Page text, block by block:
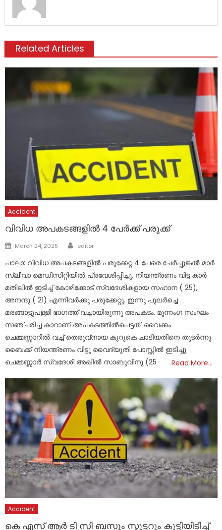
Related Articles
Accident
വിവിധ അപകടങ്ങളിൽ 4 പേർക്ക് പരുക്ക്
Posted
March 24, 2025 Author
editor
പാലാ: വിവിധ അപകടങ്ങളിൽ പരുക്കേറ്റ 4 പേരെ ചേർപ്പുങ്കൽ മാർ
സ്ലീവാ മെഡിസിറ്റിയിൽ പ്രവേശിപ്പിച്ചു. നിയന്ത്രണം വിട്ട കാർ
മതിലിൽ ഇടിച്ച് കോഴിക്കോട് സ്വദേശികളായ സഹാന ( 25),
അനന്ദു ( 21) എന്നിവർക്കു പരുക്കേറ്റു. ഇന്നു പുലർച്ചെ
മരങ്ങാട്ടുപള്ളി ഭാ​ഗത്ത് വച്ചായിരുന്നു അപകടം. മൂന്നം​ഗ സംഘം
സഞ്ചരിച്ച കാറാണ് അപകടത്തിൽപെട്ടത്. വൈക്കം
ചെമ്മണ്ണാറിൽ വച്ച് തെരുവ്‌നായ കുറുകെ ചാടിയതിനെ തുടർന്നു
ബൈക്ക് നിയന്ത്രണം വിട്ടു വൈദ്യുതി പോസ്റ്റിൽ ഇടിച്ചു
ചെമ്മണ്ണാർ സ്വദേശി അഖിൽ സാബുവിനു (25
Read More…
Accident
കെ എസ് ആർ ടി സി ബസും സ്കൂട്ടറും കൂട്ടിയിടിച്ച്